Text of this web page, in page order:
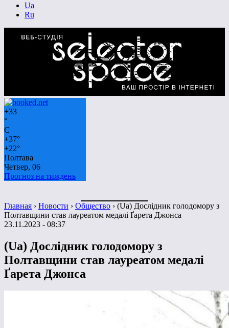
Ua
Ru
+33
°
C
+37°
+22°
Полтава
Четвер, 06
Прогноз на тиждень
Главная › Новости › Общество › (Ua) Дослідник голодомору з
Полтавщини став лауреатом медалі Ґарета Джонса
23.11.2023 - 08:37
(Ua) Дослідник голодомору з
Полтавщини став лауреатом медалі
Ґарета Джонса